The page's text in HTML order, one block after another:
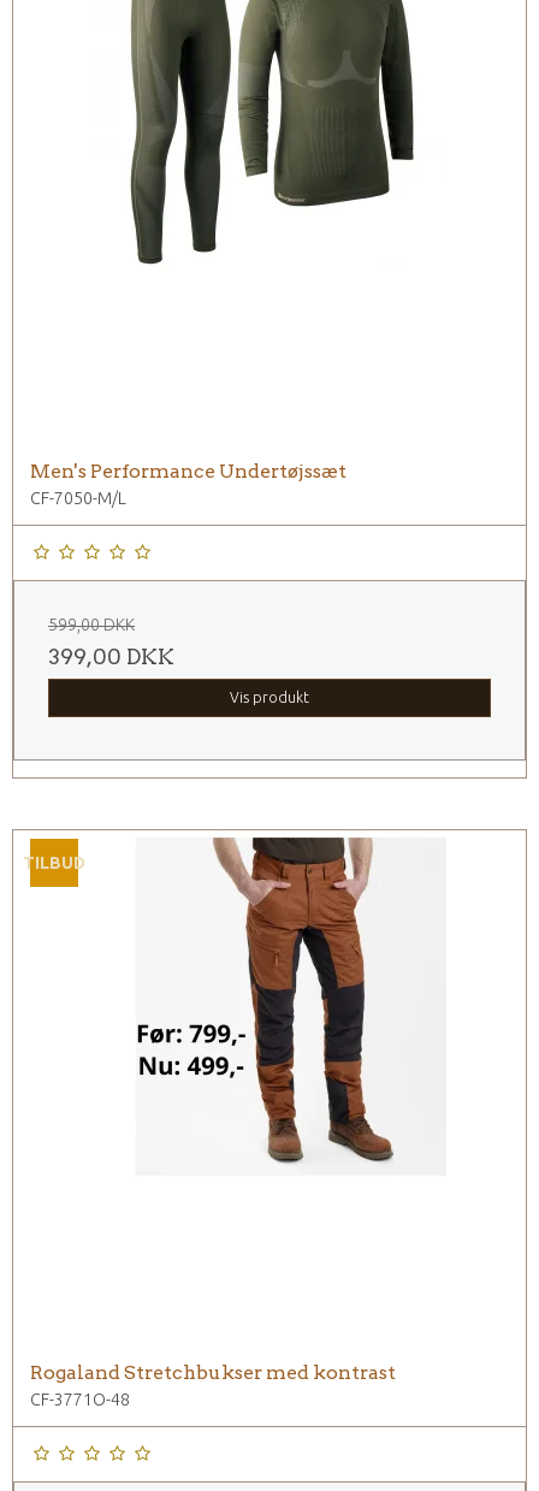
Men's Performance Undertøjssæt
CF-7050-M/L
599,00 DKK
399,00 DKK
Vis produkt
TILBUD
Rogaland Stretchbukser med kontrast
CF-3771O-48